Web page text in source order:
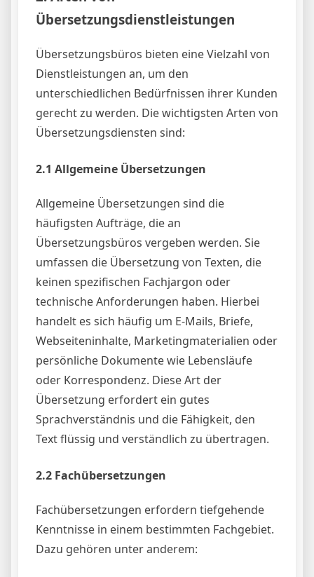
Übersetzungsdienstleistungen
Übersetzungsbüros bieten eine Vielzahl von
Dienstleistungen an, um den
unterschiedlichen Bedürfnissen ihrer Kunden
gerecht zu werden. Die wichtigsten Arten von
Übersetzungsdiensten sind:
2.1 Allgemeine Übersetzungen
Allgemeine Übersetzungen sind die
häufigsten Aufträge, die an
Übersetzungsbüros vergeben werden. Sie
umfassen die Übersetzung von Texten, die
keinen spezifischen Fachjargon oder
technische Anforderungen haben. Hierbei
handelt es sich häufig um E-Mails, Briefe,
Webseiteninhalte, Marketingmaterialien oder
persönliche Dokumente wie Lebensläufe
oder Korrespondenz. Diese Art der
Übersetzung erfordert ein gutes
Sprachverständnis und die Fähigkeit, den
Text flüssig und verständlich zu übertragen.
2.2 Fachübersetzungen
Fachübersetzungen erfordern tiefgehende
Kenntnisse in einem bestimmten Fachgebiet.
Dazu gehören unter anderem: